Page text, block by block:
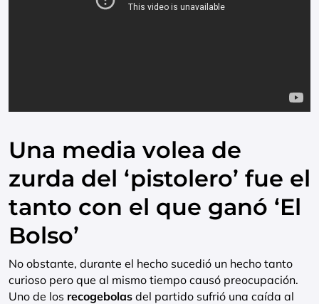
Una media volea de
zurda del ‘pistolero’ fue el
tanto con el que ganó ‘El
Bolso’
No obstante, durante el hecho sucedió un hecho tanto
curioso pero que al mismo tiempo causó preocupación.
Uno de los recogebolas del partido sufrió una caída al